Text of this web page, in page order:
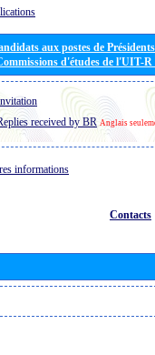
aux postes de
d'études de l'UIT-
received by BR Anglais
informations
Contacts